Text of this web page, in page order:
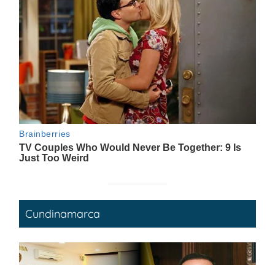
Cundinamarca